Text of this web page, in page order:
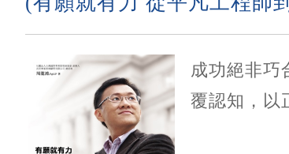
成功絕非巧
覆認知，以